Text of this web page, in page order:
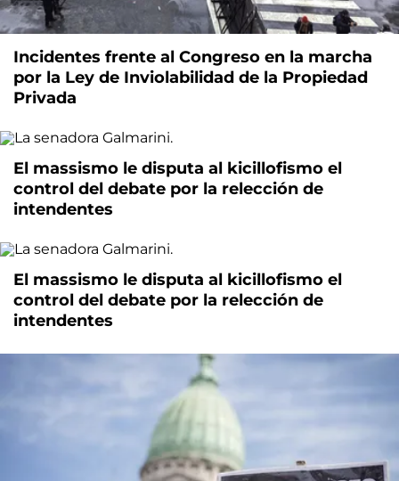
Incidentes frente al Congreso en la marcha
por la Ley de Inviolabilidad de la Propiedad
Privada
El massismo le disputa al kicillofismo el
control del debate por la relección de
intendentes
El massismo le disputa al kicillofismo el
control del debate por la relección de
intendentes